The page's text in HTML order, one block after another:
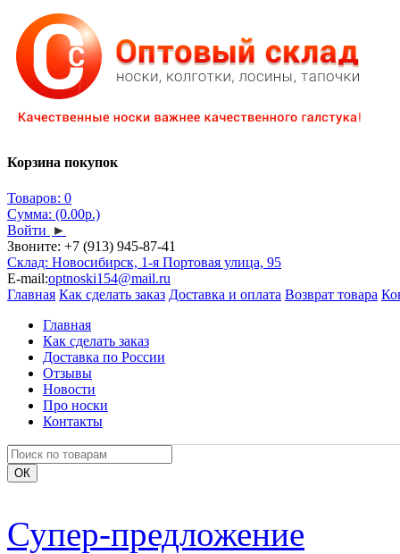
Корзина покупок
Товаров: 0
Сумма: (0.00р.)
Войти ►
Звоните: +7 (913) 945-87-41
Склад: Новосибирск, 1-я Портовая улица, 95
E-mail:optnoski154@mail.ru
Главная Как сделать заказ Доставка и оплата Возврат товара
Главная
Как сделать заказ
Доставка по России
Отзывы
Новости
Про носки
Контакты
Супер-предложение